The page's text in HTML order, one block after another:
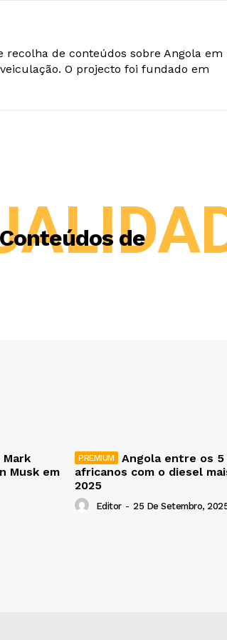
de conteúdos sobre Angola em
O projecto foi fundado em
Conteúdos de
Musk em
Angola entre os 5
africanos com o diesel
2025
Editor - 25 De Setembro,